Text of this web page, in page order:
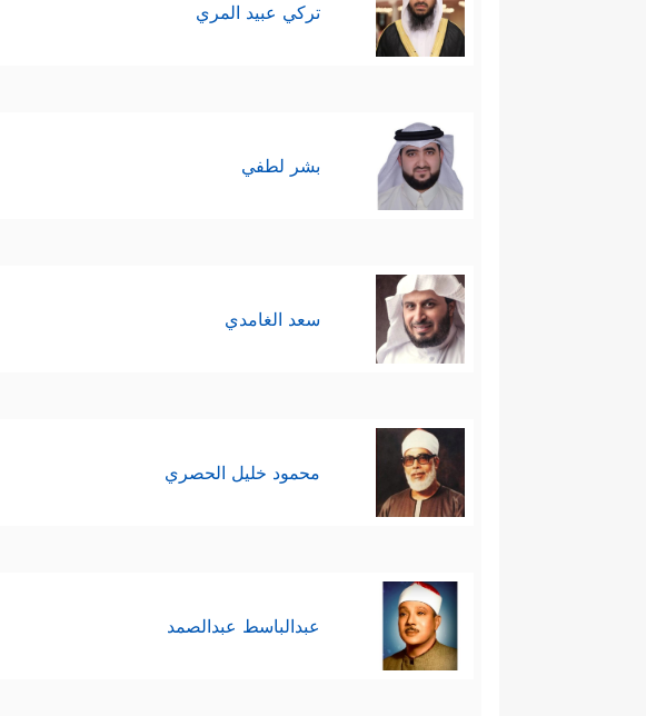
تركي عبيد المري
بشر لطفي
سعد الغامدي
محمود خليل الحصري
عبدالباسط عبدالصمد